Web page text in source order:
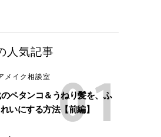
人気記事
メイク相談室
ペタンコ＆うねり髪を、ふ
いにする方法【前編】